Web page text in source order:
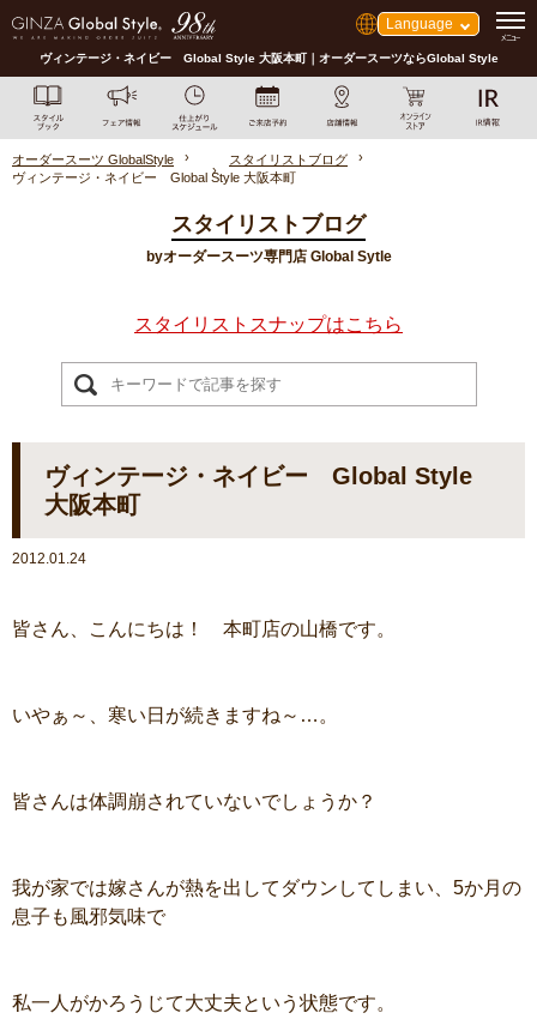
Language
ヴィンテージ・ネイビー Global Style 大阪本町｜オーダースーツならGlobal Style
オーダースーツ GlobalStyle
スタイリストブログ
ヴィンテージ・ネイビー Global Style 大阪本町
スタイリストブログ
byオーダースーツ専門店 Global Sytle
スタイリストスナップはこちら
ヴィンテージ・ネイビー Global Style
大阪本町
2012.01.24
皆さん、こんにちは！ 本町店の山橋です。
いやぁ～、寒い日が続きますね～…。
皆さんは体調崩されていないでしょうか？
我が家では嫁さんが熱を出してダウンしてしまい、5か月の
息子も風邪気味で
私一人がかろうじて大丈夫という状態です。